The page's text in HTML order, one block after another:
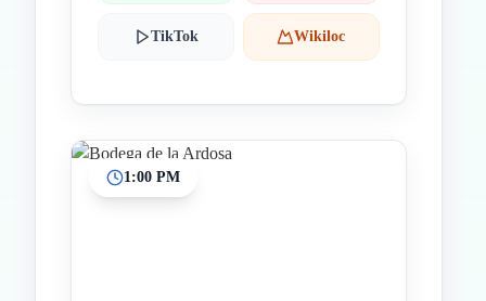
TikTok Wikiloc
1:00 PM